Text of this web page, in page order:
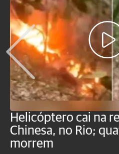
Helicóptero cai na
Chinesa, no Rio;
morrem